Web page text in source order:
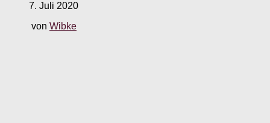
7. Juli 2020
von Wibke